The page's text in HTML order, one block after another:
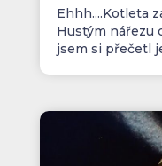
Ehhh....Kotleta
Hustým nářezu
jsem si přečetl